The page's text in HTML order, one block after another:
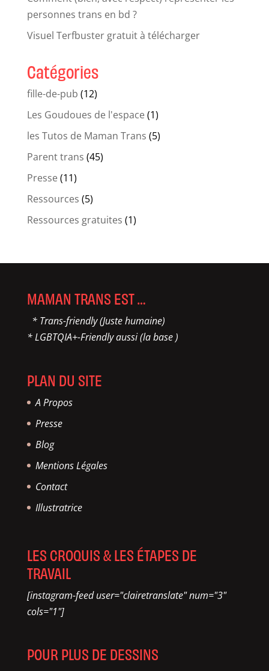
personnes trans en bd ?
Visuel Terfbuster gratuit à télécharger
Catégories
fille-de-pub (12)
Les Goudoues de l'espace(1)
les Tutos de Maman Trans (5)
Parent trans (45)
Presse(11)
Ressources (5)
Ressources gratuites (1)
MAMAN TRANS EST …
* Trans-friendly (Juste humaine)
* LGBTQIA+-Friendly aussi (la base )
PLAN DU SITE
A Propos
Presse
Blog
Mentions Légales
Contact
Illustratrice
LES CROQUIS & LES ÉTAPES DE
TRAVAIL
[instagram-feed user="clairetranslate" num="3"
cols="1"]
POUR PLUS DE DESSINS